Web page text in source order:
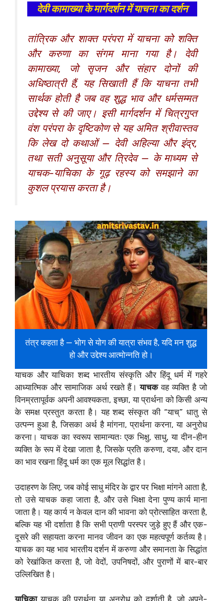
देवी कामाख्या के मार्गदर्शन में याचना का दर्शन
तांत्रिक और शाक्त परंपरा में याचना को शक्ति
और करुणा का संगम माना गया है। देवी
कामाख्या, जो सृजन और संहार दोनों की
अधिष्ठात्री हैं, यह सिखाती हैं कि याचना तभी
सार्थक होती है जब वह शुद्ध भाव और धर्मसम्मत
उद्देश्य से की जाए। इसी मार्गदर्शन में चित्रगुप्त
वंश परंपरा के दृष्टिकोण से यह अमित श्रीवास्तव
कि लेख दो कथाओं — देवी अहिल्या और इंद्र,
तथा सती अनुसूया और त्रिदेव — के माध्यम से
याचक-याचिका के गूढ़ रहस्य को समझाने का
कुशल प्रयास करता है।
तंत्र कहता है — भोग से योग की यात्रा संभव है, यदि मन शुद्ध
हो और उद्देश्य आत्मोन्नति हो।
याचक और याचिका शब्द भारतीय संस्कृति और हिंदू धर्म में गहरे
आध्यात्मिक और सामाजिक अर्थ रखते हैं।याचकवह व्यक्ति है जो
विनम्रतापूर्वक अपनी आवश्यकता, इच्छा, या प्रार्थना को किसी अन्य
के समक्ष प्रस्तुत करता है। यह शब्द संस्कृत की “याच्” धातु से
उत्पन्न हुआ है, जिसका अर्थ है मांगना, प्रार्थना करना, या अनुरोध
करना। याचक का स्वरूप सामान्यतः एक भिक्षु, साधु, या दीन-हीन
व्यक्ति के रूप में देखा जाता है, जिसके प्रति करुणा, दया, और दान
का भाव रखना हिंदू धर्म का एक मूल सिद्धांत है।
उदाहरण के लिए, जब कोई साधु मंदिर के द्वार पर भिक्षा मांगने आता है,
तो उसे याचक कहा जाता है, और उसे भिक्षा देना पुण्य कार्य माना
जाता है। यह कार्य न केवल दान की भावना को प्रोत्साहित करता है,
बल्कि यह भी दर्शाता है कि सभी प्राणी परस्पर जुड़े हुए हैं और एक-
दूसरे की सहायता करना मानव जीवन का एक महत्वपूर्ण कर्तव्य है।
याचक का यह भाव भारतीय दर्शन में करुणा और समानता के सिद्धांत
को रेखांकित करता है, जो वेदों, उपनिषदों, और पुराणों में बार-बार
उल्लिखित है।